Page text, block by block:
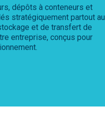
dépôts à conteneurs et
stratégiquement partout au
et de transfert de
entreprise, conçus pour